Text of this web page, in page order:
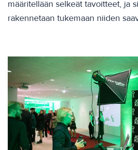
määritellään selkeät tavoitteet, ja
rakennetaan tukemaan niiden